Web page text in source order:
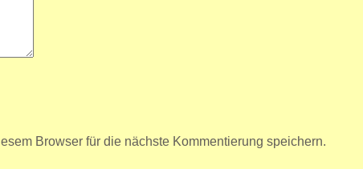
Browser für die nächste Kommentierung speichern.